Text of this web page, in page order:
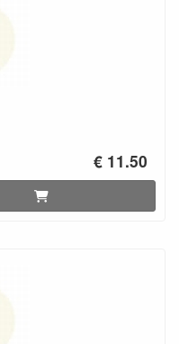
€ 11.50